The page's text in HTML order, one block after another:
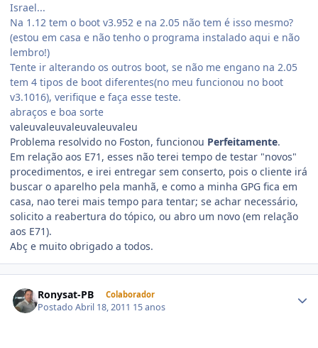
Israel...
Na 1.12 tem o boot v3.952 e na 2.05 não tem é isso mesmo?
(estou em casa e não tenho o programa instalado aqui e não
lembro!)
Tente ir alterando os outros boot, se não me engano na 2.05
tem 4 tipos de boot diferentes(no meu funcionou no boot
v3.1016), verifique e faça esse teste.
abraços e boa sorte
valeuvaleuvaleuvaleuvaleu
Problema resolvido no Foston, funcionou Perfeitamente.
Em relação aos E71, esses não terei tempo de testar "novos"
procedimentos, e irei entregar sem conserto, pois o cliente irá
buscar o aparelho pela manhã, e como a minha GPG fica em
casa, nao terei mais tempo para tentar; se achar necessário,
solicito a reabertura do tópico, ou abro um novo (em relação
aos E71).
Abç e muito obrigado a todos.
Ronysat-PB Colaborador
PostadoAbril 18, 2011 15 anos